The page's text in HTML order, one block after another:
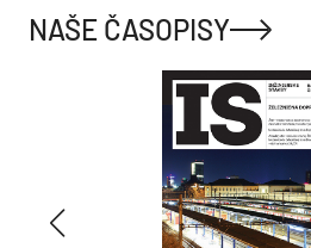
NAŠE ČASOPISY